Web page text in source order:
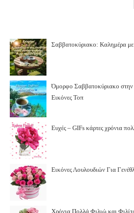
Σαββατοκύριακο: Καλημέρα με
Όμορφο Σαββατοκύριακο
Εικόνες Τοπ
Ευχές – GIFs κάρτες χρόνια
Εικόνες Λουλουδιών Για
Χρόνια Πολλά Φιλιώ και